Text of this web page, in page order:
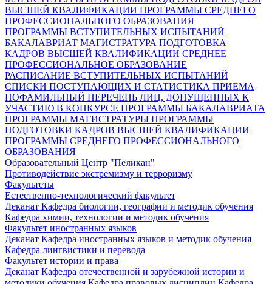
ВЫСШЕЙ КВАЛИФИКАЦИИ ПРОГРАММЫ СРЕДНЕГО
ПРОФЕССИОНАЛЬНОГО ОБРАЗОВАНИЯ
ПРОГРАММЫ ВСТУПИТЕЛЬНЫХ ИСПЫТАНИЙ
БАКАЛАВРИАТ МАГИСТРАТУРА ПОДГОТОВКА
КАДРОВ ВЫСШЕЙ КВАЛИФИКАЦИИ СРЕДНЕЕ
ПРОФЕССИОНАЛЬНОЕ ОБРАЗОВАНИЕ
РАСПИСАНИЕ ВСТУПИТЕЛЬНЫХ ИСПЫТАНИЙ
СПИСКИ ПОСТУПАЮЩИХ И СТАТИСТИКА ПРИЕМА
ПОФАМИЛЬНЫЙ ПЕРЕЧЕНЬ ЛИЦ, ДОПУЩЕННЫХ К
УЧАСТИЮ В КОНКУРСЕ ПРОГРАММЫ БАКАЛАВРИАТА
ПРОГРАММЫ МАГИСТРАТУРЫ ПРОГРАММЫ
ПОДГОТОВКИ КАДРОВ ВЫСШЕЙ КВАЛИФИКАЦИИ
ПРОГРАММЫ СРЕДНЕГО ПРОФЕССИОНАЛЬНОГО
ОБРАЗОВАНИЯ
Образовательный Центр "Пеликан"
Противодействие экстремизму и терроризму
Факультеты
Естественно-технологический факультет
Деканат Кафедра биологии, географии и методик обучения
Кафедра химии, технологии и методик обучения
Факультет иностранных языков
Деканат Кафедра иностранных языков и методик обучения
Кафедра лингвистики и перевода
Факультет истории и права
Деканат Кафедра отечественной и зарубежной истории и